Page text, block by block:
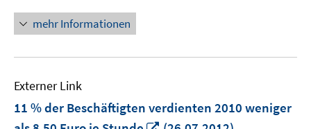
mehr Informationen
Externer Link
11 % der Beschäftigten verdienten 2010 weniger
In